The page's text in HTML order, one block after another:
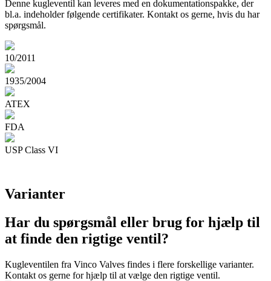
Denne kugleventil kan leveres med en dokumentationspakke, der
bl.a. indeholder følgende certifikater. Kontakt os gerne, hvis du har
spørgsmål.
10/2011
1935/2004
ATEX
FDA
USP Class VI
Varianter
Har du spørgsmål eller brug for hjælp til
at finde den rigtige ventil?
Kugleventilen fra Vinco Valves findes i flere forskellige varianter.
Kontakt os gerne for hjælp til at vælge den rigtige ventil.